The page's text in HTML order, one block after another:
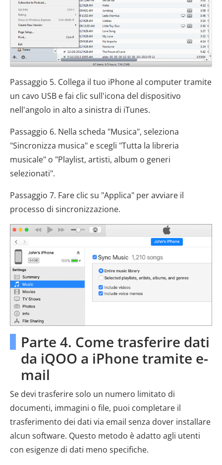
Passaggio 5. Collega il tuo iPhone al computer tramite
un cavo USB e fai clic sull'icona del dispositivo
nell'angolo in alto a sinistra di iTunes.
Passaggio 6. Nella scheda "Musica", seleziona
"Sincronizza musica" e scegli "Tutta la libreria
musicale" o "Playlist, artisti, album o generi
selezionati".
Passaggio 7. Fare clic su "Applica" per avviare il
processo di sincronizzazione.
Parte 4. Come trasferire dati
da iQOO a iPhone tramite e-
mail
Se devi trasferire solo un numero limitato di
documenti, immagini o file, puoi completare il
trasferimento dei dati via email senza dover installare
alcun software. Questo metodo è adatto agli utenti
con esigenze di dati meno specifiche.